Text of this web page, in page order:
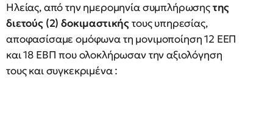
Ηλείας, από την ημερομηνία συμπλήρωσηςτης
διετούς (2) δοκιμαστικήςτους υπηρεσίας,
αποφασίσαμε ομόφωνα τη μονιμοποίηση 12 ΕΕΠ
και 18 ΕΒΠ που ολοκλήρωσαν την αξιολόγηση
τους και συγκεκριμένα :